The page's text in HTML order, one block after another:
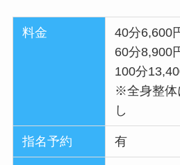
料金
40分6,600
60分8,900
100分
※全身整体
し
指名予約 有